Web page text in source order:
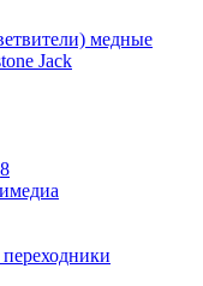
медные
Jack